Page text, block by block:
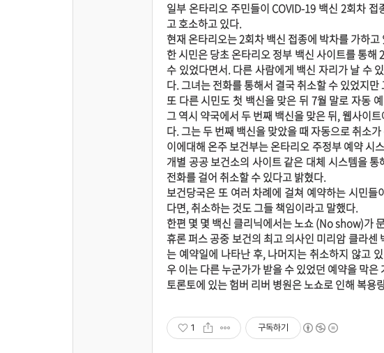
일부 온타리오 주민들이 COVID-19 백신 2회차
고 호소하고 있다.
현재 온타리오는 2회차 백신 접종에 박차를 가하
한 시민은 당초 온타리오 정부 백신 사이트를 통
수 있었다면서. 다른 사람에게 백신 자리가 날 수
다. 그녀는 전화를 통해서 결국 취소할 수 있었지
또 다른 시민도 첫 백신을 맞은 뒤 7월 말로 자동
그 역시 약국에서 두 번째 백신을 맞은 뒤, 웹사이
다. 그는 두 번째 백신을 맞았을 때 자동으로 취소
이에대해 온주 보건부는 온타리오 주정부 예약 시
개별 공공 보건소의 사이트 같은 대체 시스템을
전화를 걸어 취소할 수 있다고 밝혔다.
보건당국은 또 여러 차례에 걸쳐 예약하는 시민
다면, 취소하는 것도 그들 책임이라고 말했다.
한편 몇 몇 백신 클리닉에서는 노쇼 (No show)가
휴론 퍼스 공중 보건의 최고 의사인 미리암 클라
는 예약일에 나타난 후, 나머지는 취소하지 않고
우 이는 다른 누군가가 받을 수 있었던 예약을 막
토론토에 있는 험버 리버 병원은 노쇼로 인해 복
1 구독하기